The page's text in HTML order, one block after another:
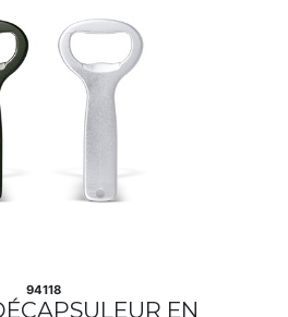
94118
EN